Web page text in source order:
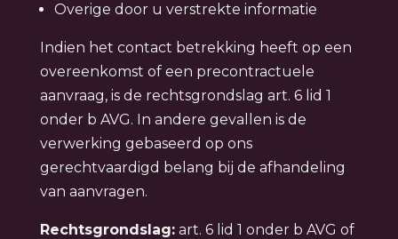
Overige door u verstrekte informatie
Indien het contact betrekking heeft op een
overeenkomst of een precontractuele
aanvraag, is de rechtsgrondslag art. 6 lid 1
onder b AVG. In andere gevallen is de
verwerking gebaseerd op ons
gerechtvaardigd belang bij de afhandeling
van aanvragen.
Rechtsgrondslag:art. 6 lid 1 onder b AVG of